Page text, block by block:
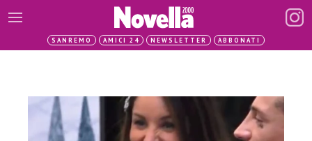
SANREMO AMICI 24 NEWSLETTER ABBONATI